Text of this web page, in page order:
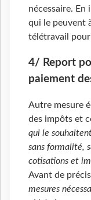
nécessaire.
qui le peuvent
télétravail pour
4/ Report
paiement
Autre mesure
des impôts et
qui le
sans formalité,
cotisations et
Avant de
mesures